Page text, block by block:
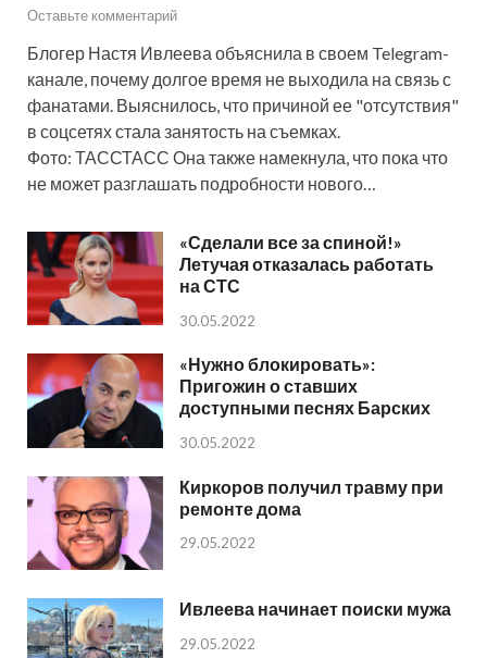
Оставьте комментарий
Блогер Настя Ивлеева объяснила в своем Telegram-
канале, почему долгое время не выходила на связь с
фанатами. Выяснилось, что причиной ее "отсутствия"
в соцсетях стала занятость на съемках.
Фото: ТАССТАСС Она также намекнула, что пока что
не может разглашать подробности нового…
«Сделали все за спиной!»
Летучая отказалась работать
на СТС
30.05.2022
«Нужно блокировать»:
Пригожин о ставших
доступными песнях Барских
30.05.2022
Киркоров получил травму при
ремонте дома
29.05.2022
Ивлеева начинает поиски мужа
29.05.2022